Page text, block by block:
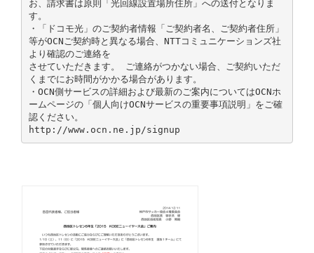
お、請求書は原則「光回線設置場所住所」への送付となりま
す。
・「ドコモ光」のご契約者情報「ご契約者名、ご契約者住所」
等がOCNご契約時と異なる場合、NTTコミュニケーションズ社
より確認のご連絡を
させていただきます。 ご連絡がつかない場合、ご契約いただ
くまでにお時間がかかる場合があります。
・OCN側サービスの詳細および最新のご案内についてはOCNホ
ームページの「個人向けOCNサービスの重要事項説明」をご確
認ください。